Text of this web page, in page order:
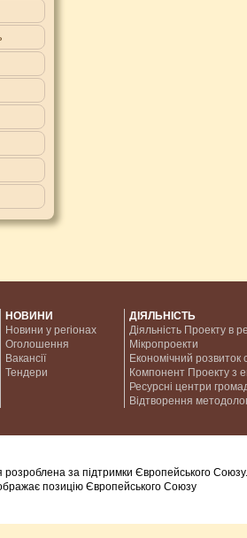
НОВИНИ
Новини у регіонах
Оголошення
Вакансії
Тендери
ДІЯЛЬНІСТЬ
Діяльність Проекту в
Мікропроекти
Економічний розвиток
Компонент Проекту з
Ресурсні центри
Відтворення
розроблена за підтримки Європейського Союзу.
позицію Європейського Союзу